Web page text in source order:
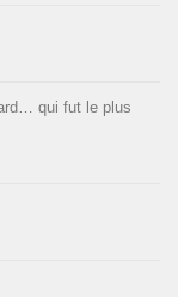
qui fut le plus